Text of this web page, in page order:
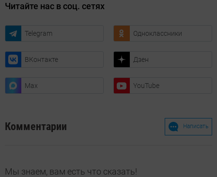
Читайте нас в соц. сетях
Telegram Одноклассники
ВКонтакте Дзен
Max YouTube
Комментарии Написать
Мы знаем, вам есть что сказать!